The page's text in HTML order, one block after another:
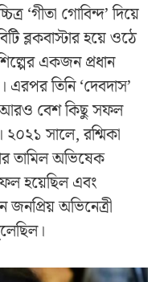
‘গীতা গোবিন্দ’ দিয়ে
ব্লকবাস্টার হয়ে ওঠে
একজন প্রধান
এরপর তিনি ‘দেবদাস’
আরও বেশ কিছু সফল
সালে, রশ্মিকা
তামিল অভিষেক
হয়েছিল এবং
অভিনেত্রী